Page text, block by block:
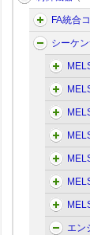
FA統合
シーケ
エン